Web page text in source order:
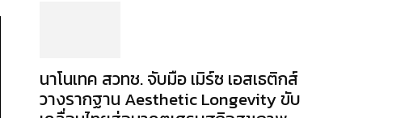
นาโนเทค สวทช. จับมือ เมิร์ซ เอสเธติกส์
วางรากฐาน Aesthetic Longevity ขับ